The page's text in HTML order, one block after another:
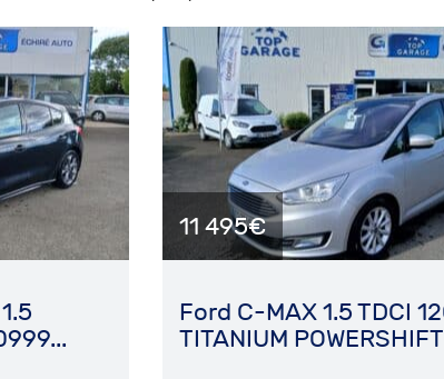
11 495€
Ford C-MAX 1.5 TDCI
TITANIUM